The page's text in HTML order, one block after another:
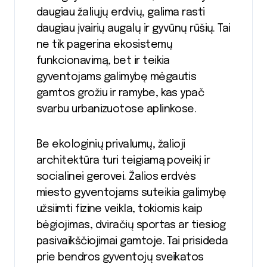
daugiau žaliųjų erdvių, galima rasti
daugiau įvairių augalų ir gyvūnų rūšių. Tai
ne tik pagerina ekosistemų
funkcionavimą, bet ir teikia
gyventojams galimybę mėgautis
gamtos grožiu ir ramybe, kas ypač
svarbu urbanizuotose aplinkose.
Be ekologinių privalumų, žalioji
architektūra turi teigiamą poveikį ir
socialinei gerovei. Žalios erdvės
miesto gyventojams suteikia galimybę
užsiimti fizine veikla, tokiomis kaip
bėgiojimas, dviračių sportas ar tiesiog
pasivaikščiojimai gamtoje. Tai prisideda
prie bendros gyventojų sveikatos